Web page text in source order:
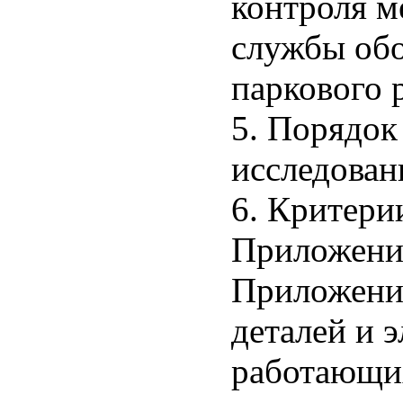
службы
паркового
5. Порядок
6.
деталей и